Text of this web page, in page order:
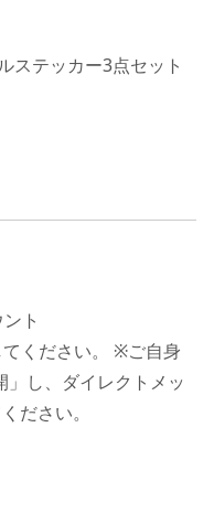
ステッカー3点セット
ト
てください。 ※ご自身
し、ダイレクトメッ
ださい。